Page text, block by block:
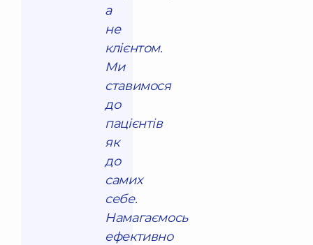
а
не
клієнтом.
Ми
ставимося
до
пацієнтів
як
до
самих
себе.
Намагаємось
ефективно